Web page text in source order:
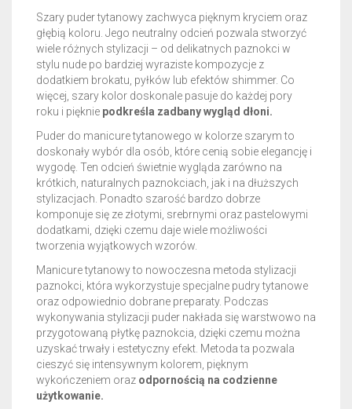
Szary puder tytanowy zachwyca pięknym kryciem oraz
głębią koloru. Jego neutralny odcień pozwala stworzyć
wiele różnych stylizacji – od delikatnych paznokci w
stylu nude po bardziej wyraziste kompozycje z
dodatkiem brokatu, pyłków lub efektów shimmer. Co
więcej, szary kolor doskonale pasuje do każdej pory
roku i pięknie podkreśla zadbany wygląd dłoni.
Puder do manicure tytanowego w kolorze szarym to
doskonały wybór dla osób, które cenią sobie elegancję i
wygodę. Ten odcień świetnie wygląda zarówno na
krótkich, naturalnych paznokciach, jak i na dłuższych
stylizacjach. Ponadto szarość bardzo dobrze
komponuje się ze złotymi, srebrnymi oraz pastelowymi
dodatkami, dzięki czemu daje wiele możliwości
tworzenia wyjątkowych wzorów.
Manicure tytanowy to nowoczesna metoda stylizacji
paznokci, która wykorzystuje specjalne pudry tytanowe
oraz odpowiednio dobrane preparaty. Podczas
wykonywania stylizacji puder nakłada się warstwowo na
przygotowaną płytkę paznokcia, dzięki czemu można
uzyskać trwały i estetyczny efekt. Metoda ta pozwala
cieszyć się intensywnym kolorem, pięknym
wykończeniem oraz odpornością na codzienne
użytkowanie.